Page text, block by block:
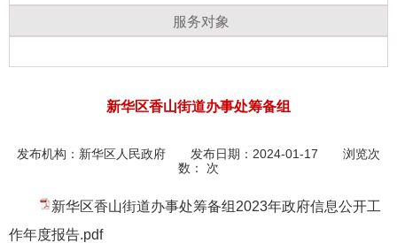
服务对象
新华区香山街道办事处筹备组
发布机构： 新华区人民政府 发布日期：2024-01-17 浏览次
数：
次
新华区香山街道办事处筹备组2023年政府信息公开工
作年度报告.pdf